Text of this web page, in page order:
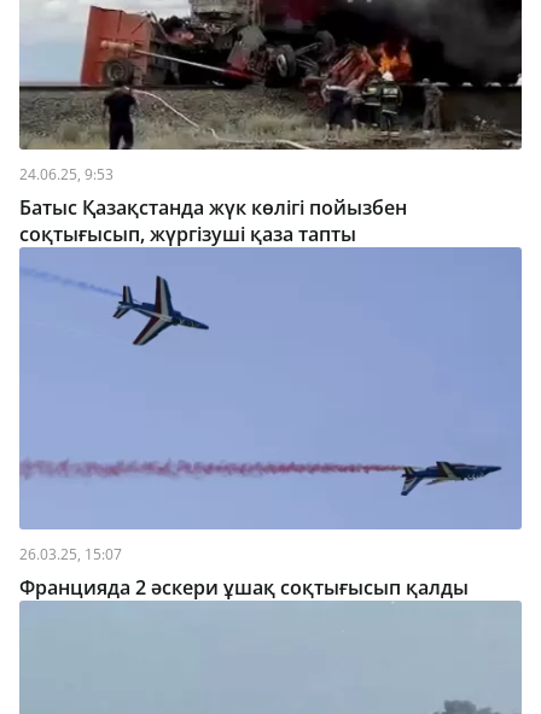
24.06.25, 9:53
Батыс Қазақстанда жүк көлігі пойызбен
соқтығысып, жүргізуші қаза тапты
26.03.25, 15:07
Францияда 2 әскери ұшақ соқтығысып қалды